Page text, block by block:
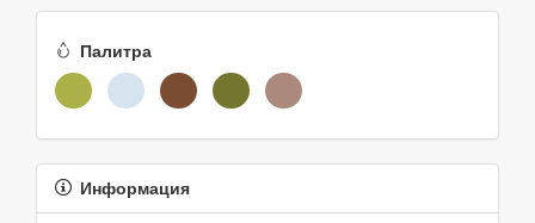
Палитра
Информация